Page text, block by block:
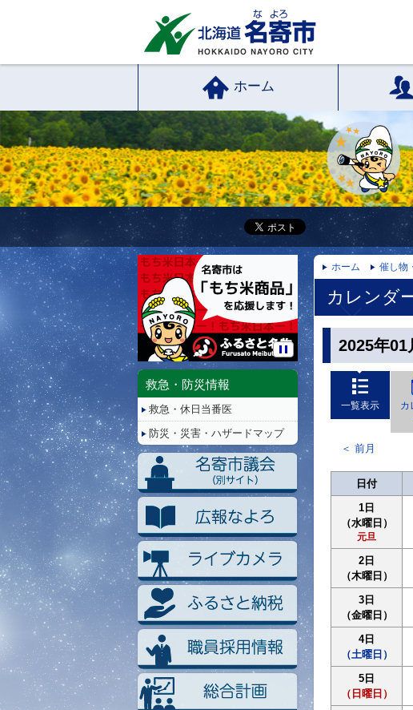
ホーム
ホーム 催し物
カレンダ
2025年01
一覧表示
カ
前月
日付
1日
（水曜日）
元旦
2日
（木曜日）
3日
（金曜日）
4日
（土曜日）
5日
（日曜日）
停
再
救急・防災情報
救急・休日当番医
防災・災害・ハザードマップ